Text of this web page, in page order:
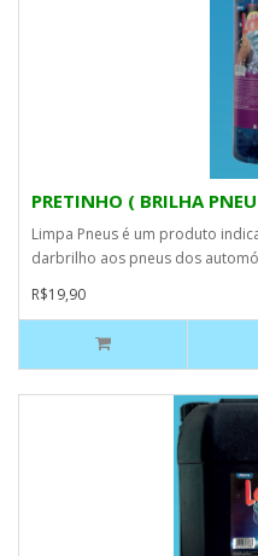
PRETINHO ( BRILHA
Limpa Pneus é um produto
darbrilho aos pneus dos
R$19,90